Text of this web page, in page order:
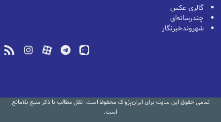
گالری عکس
چندرسانه‌ای
شهروندخبرنگار
تمامی حقوق این سایت برای ایران‌پژواک محفوظ است. نقل مطالب با ذکر منبع بلامانع
است.